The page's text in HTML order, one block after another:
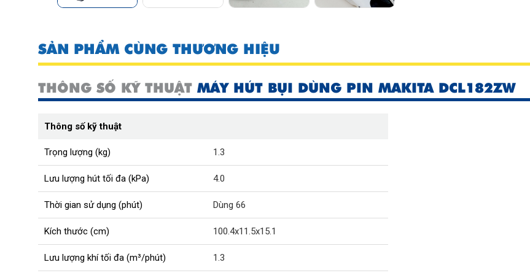
SẢN PHẨM CÙNG THƯƠNG HIỆU
THÔNG SỐ KỸ THUẬT MÁY HÚT BỤI DÙNG PIN MAKITA DCL182ZW
Thông số kỹ thuật
Trọng lượng (kg) 1.3
Lưu lượng hút tối đa (kPa) 4.0
Thời gian sử dụng (phút) Dùng 66
Kích thước (cm) 100.4x11.5x15.1
Lưu lượng khí tối đa (m³/phút) 1.3